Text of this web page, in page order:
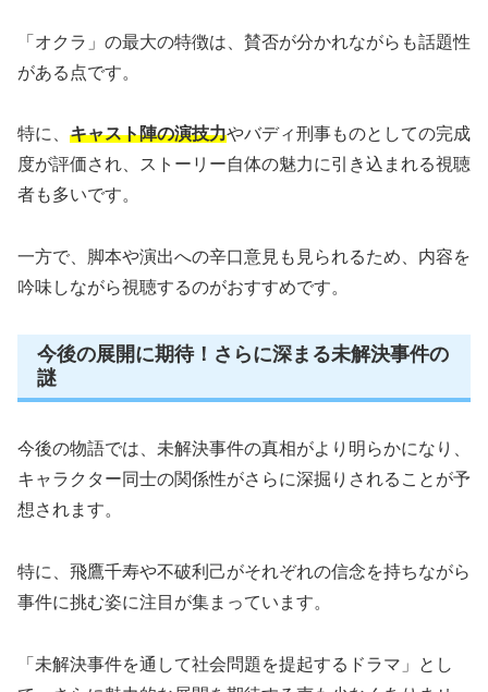
「オクラ」の最大の特徴は、賛否が分かれながらも話題性
がある点です。
特に、 キャスト陣の演技力やバディ刑事ものとしての完成
度が評価され、ストーリー自体の魅力に引き込まれる視聴
者も多いです。
一方で、脚本や演出への辛口意見も見られるため、内容を
吟味しながら視聴するのがおすすめです。
今後の展開に期待！さらに深まる未解決事件の
謎
今後の物語では、未解決事件の真相がより明らかになり、
キャラクター同士の関係性がさらに深掘りされることが予
想されます。
特に、飛鷹千寿や不破利己がそれぞれの信念を持ちながら
事件に挑む姿に注目が集まっています。
「未解決事件を通して社会問題を提起するドラマ」とし